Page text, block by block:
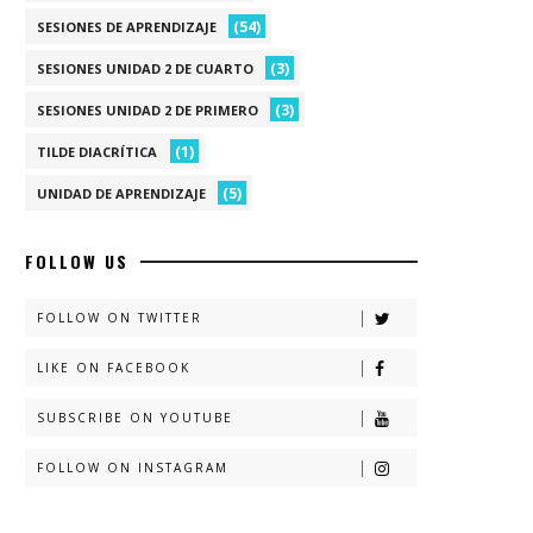
SESIONES DE APRENDIZAJE (54)
SESIONES UNIDAD 2 DE CUARTO (3)
SESIONES UNIDAD 2 DE PRIMERO (3)
TILDE DIACRÍTICA (1)
UNIDAD DE APRENDIZAJE (5)
FOLLOW US
FOLLOW ON TWITTER
LIKE ON FACEBOOK
SUBSCRIBE ON YOUTUBE
FOLLOW ON INSTAGRAM